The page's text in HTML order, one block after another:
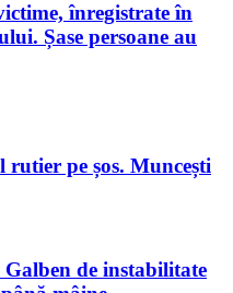
înregistrate în
Șase persoane au
rutier pe șos. Muncești
de instabilitate